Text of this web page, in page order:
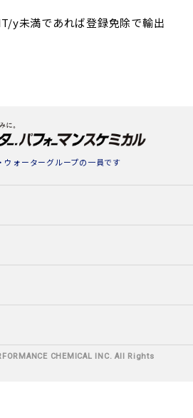
y未満であれば登録免除で輸出
ウォーターグループの一員です
CHEMICAL INC. All Rights